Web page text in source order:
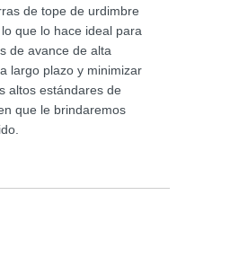
de tope de urdimbre
que lo hace ideal para
de avance de alta
largo plazo y minimizar
altos estándares de
que le brindaremos